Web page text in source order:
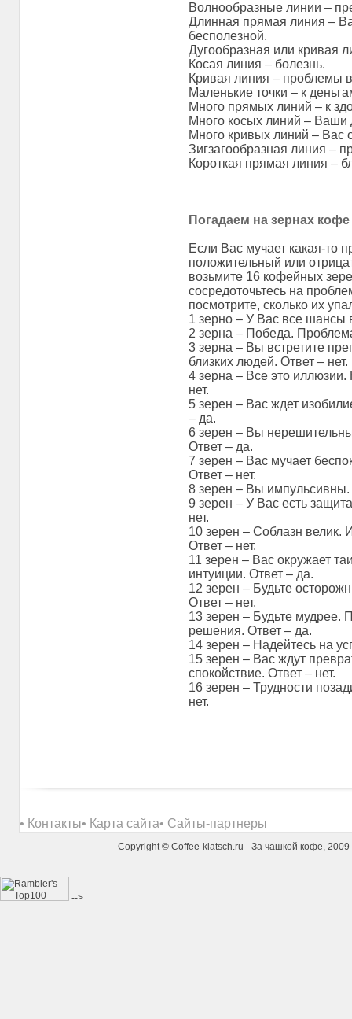
Волнообразные линии –
Длинная прямая линия –
бесполезной.
Дугообразная или кривая
Косая линия – болезнь.
Кривая линия – проблемы
Маленькие точки – к
Много прямых линий – к
Много косых линий – Ваши
Много кривых линий – Вас
Зигзагообразная линия –
Короткая прямая линия –
Погадаем на зернах кофе
Если Вас мучает какая-то
положительный или
возьмите 16 кофейных
сосредоточьтесь на
посмотрите, сколько их
1 зерно – У Вас все шансы
2 зерна – Победа.
3 зерна – Вы встретите
близких людей. Ответ – нет.
4 зерна – Все это
нет.
5 зерен – Вас ждет
– да.
6 зерен – Вы
Ответ – да.
7 зерен – Вас мучает
Ответ – нет.
8 зерен – Вы импульсивны.
9 зерен – У Вас есть
нет.
10 зерен – Соблазн велик.
Ответ – нет.
11 зерен – Вас окружает
интуиции. Ответ – да.
12 зерен – Будьте
Ответ – нет.
13 зерен – Будьте
решения. Ответ – да.
14 зерен – Надейтесь на
15 зерен – Вас ждут
спокойствие. Ответ – нет.
16 зерен – Трудности
нет.
• Контакты• Карта сайта• Сайты-партнеры
Copyright © Coffee-klatsch.ru - За чашкой кофе,
-->